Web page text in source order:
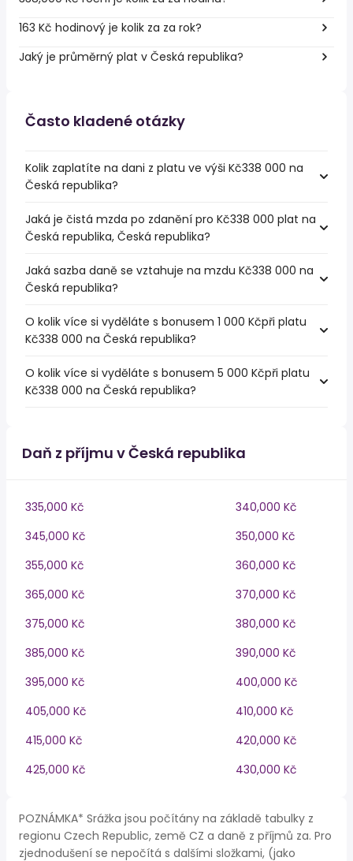
163 Kč hodinový je kolik za za rok?
Jaký je průměrný plat v Česká republika?
Často kladené otázky
Kolik zaplatíte na dani z platu ve výši Kč338 000 na
Česká republika?
Jaká je čistá mzda po zdanění pro Kč338 000 plat na
Česká republika, Česká republika?
Jaká sazba daně se vztahuje na mzdu Kč338 000 na
Česká republika?
O kolik více si vyděláte s bonusem 1 000 Kčpři platu
Kč338 000 na Česká republika?
O kolik více si vyděláte s bonusem 5 000 Kčpři platu
Kč338 000 na Česká republika?
Daň z příjmu v Česká republika
335,000 Kč
340,000 Kč
345,000 Kč
350,000 Kč
355,000 Kč
360,000 Kč
365,000 Kč
370,000 Kč
375,000 Kč
380,000 Kč
385,000 Kč
390,000 Kč
395,000 Kč
400,000 Kč
405,000 Kč
410,000 Kč
415,000 Kč
420,000 Kč
425,000 Kč
430,000 Kč
POZNÁMKA* Srážka jsou počítány na základě tabulky z
regionu Czech Republic, země CZ a daně z příjmů za. Pro
zjednodušení se nepočítá s dalšími složkami, (jako